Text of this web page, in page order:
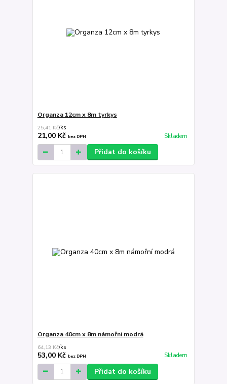
Organza 12cm x 8m tyrkys
25,41 Kč/ks
21,00 Kč bez DPH Skladem
Přidat do košíku
Organza 40cm x 8m námořní modrá
64,13 Kč/ks
53,00 Kč bez DPH Skladem
Přidat do košíku